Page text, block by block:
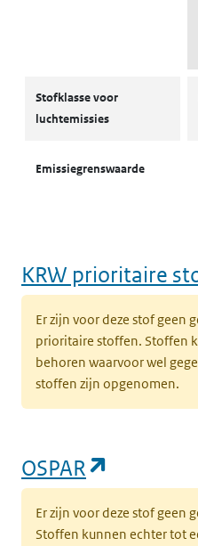
Stofklasse voor
luchtemissies
Emissiegrenswaarde
KRW prioritaire
Er zijn voor deze stof geen
prioritaire stoffen. Stoffen
behoren waarvoor wel
stoffen zijn opgenomen.
OSPAR
Er zijn voor deze stof geen
Stoffen kunnen echter tot